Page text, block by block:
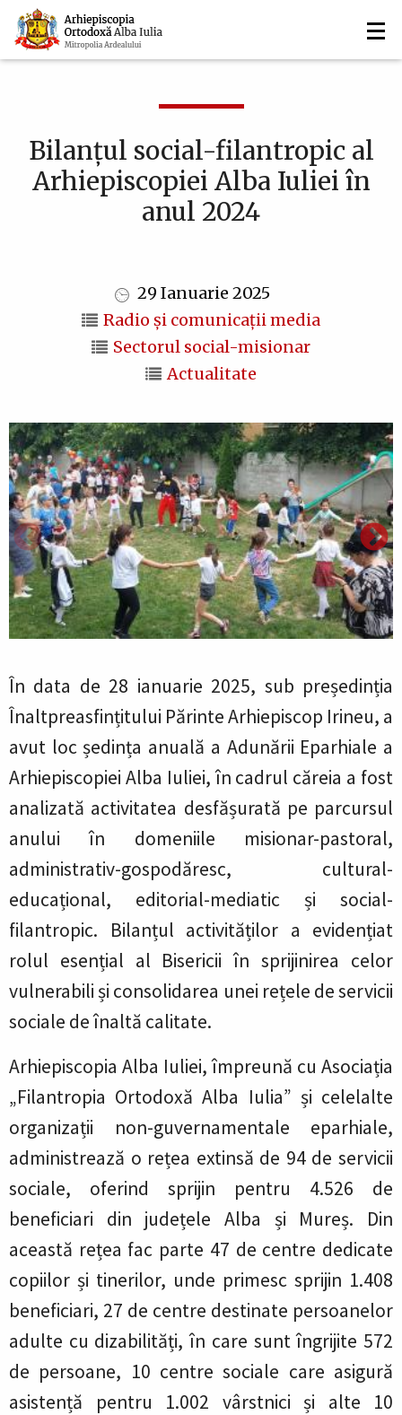
Mergi
la
conţinutul
Navigare
principală
Bilanțul social-filantropic al
Arhiepiscopiei Alba Iuliei în
anul 2024
29 Ianuarie 2025
Radio și comunicații media
Sectorul social-misionar
Actualitate
În data de 28 ianuarie 2025, sub președinția
Înaltpreasfințitului Părinte Arhiepiscop Irineu, a
avut loc ședința anuală a Adunării Eparhiale a
Arhiepiscopiei Alba Iuliei, în cadrul căreia a fost
analizată activitatea desfășurată pe parcursul
anului în domeniile misionar-pastoral,
administrativ-gospodăresc, cultural-
educațional, editorial-mediatic și social-
filantropic. Bilanțul activităților a evidențiat
rolul esențial al Bisericii în sprijinirea celor
vulnerabili și consolidarea unei rețele de servicii
sociale de înaltă calitate.
Arhiepiscopia Alba Iuliei, împreună cu Asociația
„Filantropia Ortodoxă Alba Iulia” și celelalte
organizații non-guvernamentale eparhiale,
administrează o rețea extinsă de 94 de servicii
sociale, oferind sprijin pentru 4.526 de
beneficiari din județele Alba și Mureș. Din
această rețea fac parte 47 de centre dedicate
copiilor și tinerilor, unde primesc sprijin 1.408
beneficiari, 27 de centre destinate persoanelor
adulte cu dizabilități, în care sunt îngrijite 572
de persoane, 10 centre sociale care asigură
asistență pentru 1.002 vârstnici și alte 10